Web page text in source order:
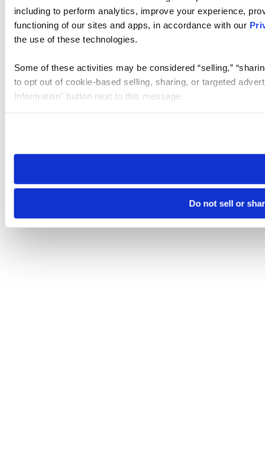
including to perform analytics, improve your experience,
functioning of our sites and apps, in accordance with our
the use of these technologies.
Some of these activities may be considered “selling,”
to opt out of cookie-based selling, sharing, or targeted
Information” button next to this message.
need to be set again.
Do not sell or